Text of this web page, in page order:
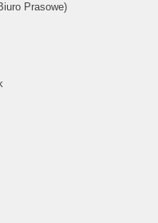
Prasowe)